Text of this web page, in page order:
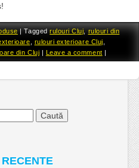
|Taggedrulouri Cluj,rulouri din
rulouri exterioare Cluj
din Cluj | Leave a comment |